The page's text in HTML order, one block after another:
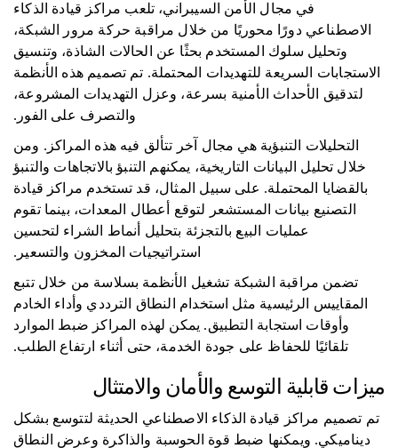
في مجال الأمن السيبراني، تلعب مراكز قيادة الذكاء
الاصطناعي دورًا محوريًا من خلال مراقبة حركة مرور الشبكة،
وتحليل سلوك المستخدم بحثًا عن الحالات الشاذة، وتنسيق
الاستجابات السريعة للتهديدات المحتملة. تم تصميم هذه الأنظمة
لتدقيق الأحداث الأمنية بسرعة، وعزل التهديدات المشروعة،
والتصرف على الفور.
التحليلات التنبؤية هي مجال آخر تتألق فيه هذه المراكز. ومن
خلال تحليل البيانات التاريخية، يمكنهم التنبؤ بالاتجاهات والتنبؤ
بالقضايا المحتملة. على سبيل المثال، قد تستخدم مراكز قيادة
التصنيع بيانات المستشعر لتوقع أعطال المعدات، بينما تقوم
عمليات البيع بالتجزئة بتحليل أنماط الشراء لتحسين
استراتيجيات المخزون والتسعير.
تضمن مراقبة الشبكة تشغيل الأنظمة بسلاسة من خلال تتبع
المقاييس الرئيسية مثل استخدام النطاق الترددي وأداء الخادم
وأوقات استجابة التطبيق. يمكن لهذه المراكز ضبط الموارد
تلقائيًا للحفاظ على جودة الخدمة، حتى أثناء ارتفاع الطلب.
ميزات قابلية التوسع والأمان والامتثال
تم تصميم مراكز قيادة الذكاء الاصطناعي الحديثة لتتوسع بشكل
ديناميكي. ويمكنها ضبط قوة الحوسبة والذاكرة وعرض النطاق